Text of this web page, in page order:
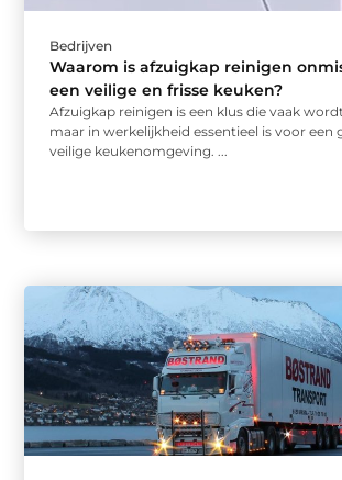
Bedrijven
Waarom is afzuigkap reinigen
een veilige en frisse keuken?
Afzuigkap reinigen is een klus die vaak
maar in werkelijkheid essentieel is voor een
veilige keukenomgeving. ...